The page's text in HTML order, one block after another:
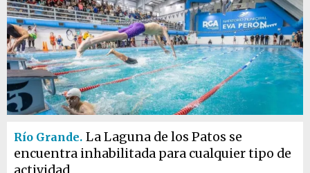
Río Grande. La Laguna de los Patos se
encuentra inhabilitada para cualquier tipo de